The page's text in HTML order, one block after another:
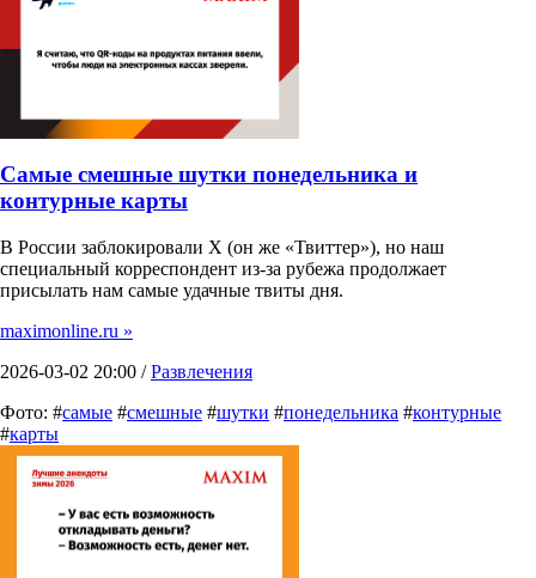
Самые смешные шутки понедельника и
контурные карты
В России заблокировали X (он же «Твиттер»), но наш
специальный корреспондент из-за рубежа продолжает
присылать нам самые удачные твиты дня.
maximonline.ru »
2026-03-02 20:00 /Развлечения
Фото: #самые #смешные #шутки #понедельника #контурные
#карты